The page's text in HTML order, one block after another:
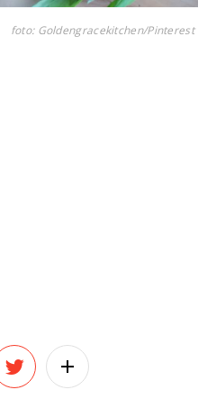
foto: Goldengracekitchen/Pinterest